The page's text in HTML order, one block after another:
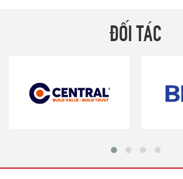
ĐỐI TÁC